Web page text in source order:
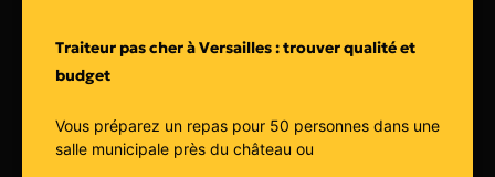
Traiteur pas cher à Versailles : trouver qualité et
budget
Vous préparez un repas pour 50 personnes dans une
salle municipale près du château ou